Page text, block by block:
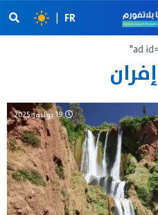
FR
|
إفران
19 يوليوز 2025